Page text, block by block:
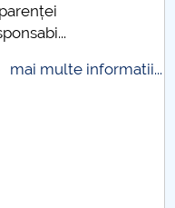
în Carieră
– UPB
mai multe informatii...